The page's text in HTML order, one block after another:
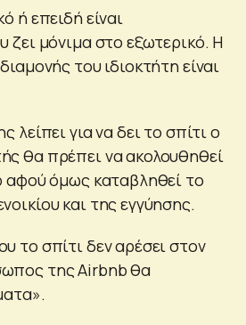
ή επειδή είναι
ζει μόνιμα στο εξωτερικό. Η
του ιδιοκτήτη είναι
λείπει για να δει το σπίτι ο
θα πρέπει να ακολουθηθεί
όμως καταβληθεί το
και της εγγύησης.
το σπίτι δεν αρέσει στον
της Airbnb θα